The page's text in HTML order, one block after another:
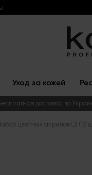
Уход за кожей
доставка по
цветных акрилов L2 (12